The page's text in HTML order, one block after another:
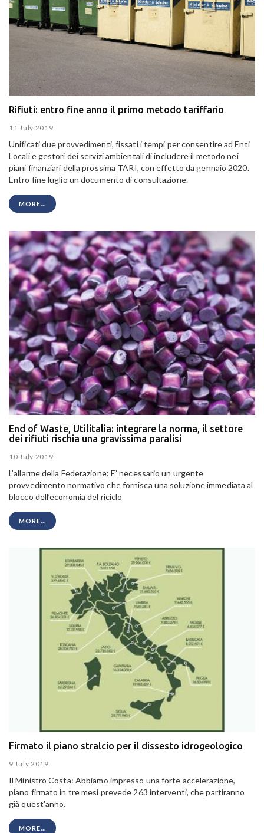
Rifiuti: entro fine anno il primo metodo tariffario
11 July 2019
Unificati due provvedimenti, fissati i tempi per consentire ad Enti
Locali e gestori dei servizi ambientali di includere il metodo nei
piani finanziari della prossima TARI, con effetto da gennaio 2020.
Entro fine luglio un documento di consultazione.
MORE...
End of Waste, Utilitalia: integrare la norma, il settore
dei rifiuti rischia una gravissima paralisi
10 July 2019
L’allarme della Federazione: E’ necessario un urgente
provvedimento normativo che fornisca una soluzione immediata al
blocco dell’economia del riciclo
MORE...
Firmato il piano stralcio per il dissesto idrogeologico
9 July 2019
Il Ministro Costa: Abbiamo impresso una forte accelerazione,
piano firmato in tre mesi prevede 263 interventi, che partiranno
già quest'anno.
MORE...